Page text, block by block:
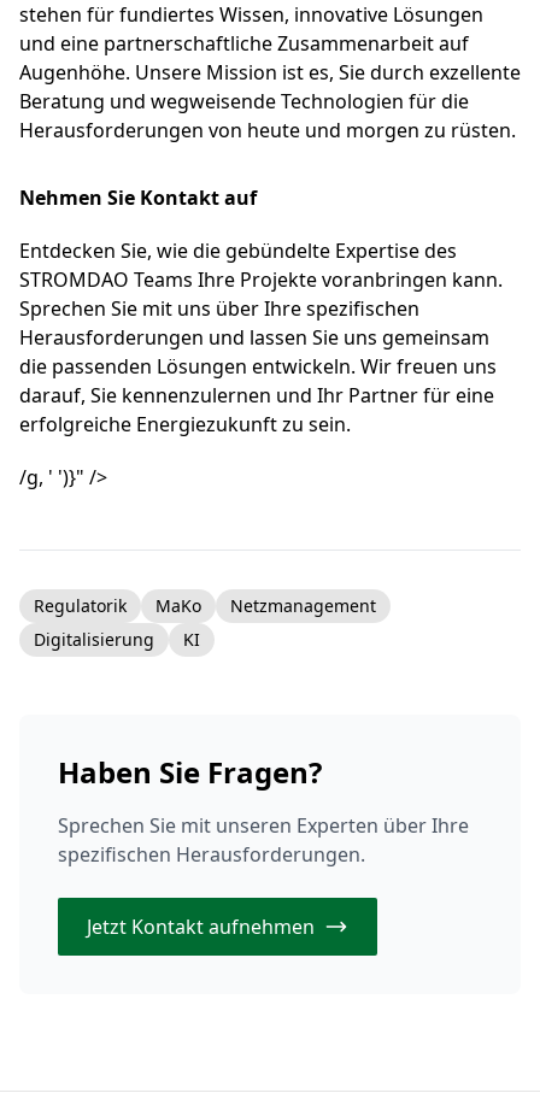
stehen für fundiertes Wissen, innovative Lösungen
und eine partnerschaftliche Zusammenarbeit auf
Augenhöhe. Unsere Mission ist es, Sie durch exzellente
Beratung und wegweisende Technologien für die
Herausforderungen von heute und morgen zu rüsten.
Nehmen Sie Kontakt auf
Entdecken Sie, wie die gebündelte Expertise des
STROMDAO Teams Ihre Projekte voranbringen kann.
Sprechen Sie mit uns über Ihre spezifischen
Herausforderungen und lassen Sie uns gemeinsam
die passenden Lösungen entwickeln. Wir freuen uns
darauf, Sie kennenzulernen und Ihr Partner für eine
erfolgreiche Energiezukunft zu sein.
/g, ' ')}" />
Regulatorik MaKo
Netzmanagement
Digitalisierung
KI
Haben Sie Fragen?
Sprechen Sie mit unseren Experten über Ihre
spezifischen Herausforderungen.
Jetzt Kontakt aufnehmen